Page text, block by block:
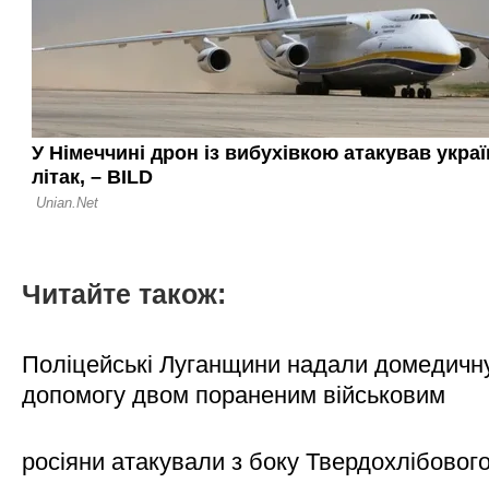
Читайте також:
Поліцейські Луганщини надали
допомогу двом пораненим військовим
росіяни атакували з боку